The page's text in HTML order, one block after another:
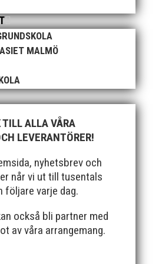
MALMÖ
TILL ALLA VÅRA
LEVERANTÖRER!
nyhetsbrev och
når vi ut till tusentals
följare varje dag.
också bli partner med
av våra arrangemang.
samlades för fest gick en av
och Kalvinknatet – Lasses
delegationen fick ta emot
och bland annat fanns